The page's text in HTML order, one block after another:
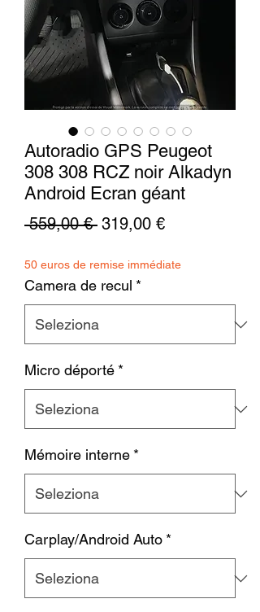
Autoradio GPS Peugeot
308 308 RCZ noir Alkadyn
Android Ecran géant
559,00 € Prezzo
319,00 €Prezzo
50 euros de remise immédiate
Camera de recul *
Micro déporté *
Mémoire interne *
Carplay/Android Auto *